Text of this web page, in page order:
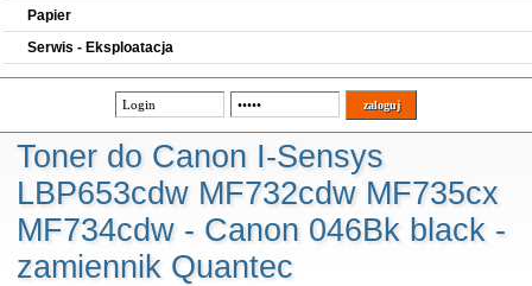
Papier
Serwis - Eksploatacja
Toner do Canon I-Sensys
LBP653cdw MF732cdw MF735cx
MF734cdw - Canon 046Bk black -
zamiennik Quantec